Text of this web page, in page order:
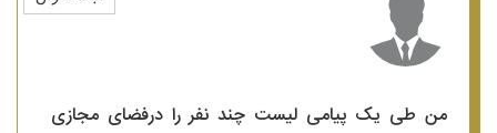
من طی یک پیامی لیست چند نفر را درفضای مجازی